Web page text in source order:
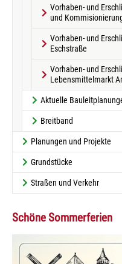
Vorhaben- und
und
Vorhaben- und
Eschstraße
Vorhaben- und
Lebensmittelmarkt
Aktuelle
Breitband
Planungen und Projekte
Grundstücke
Straßen und Verkehr
Schöne Sommerferien